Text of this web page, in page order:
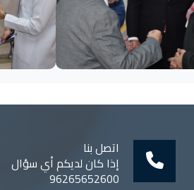
اتصل بنا
إذا كان لديكم أي سؤال
96265652600